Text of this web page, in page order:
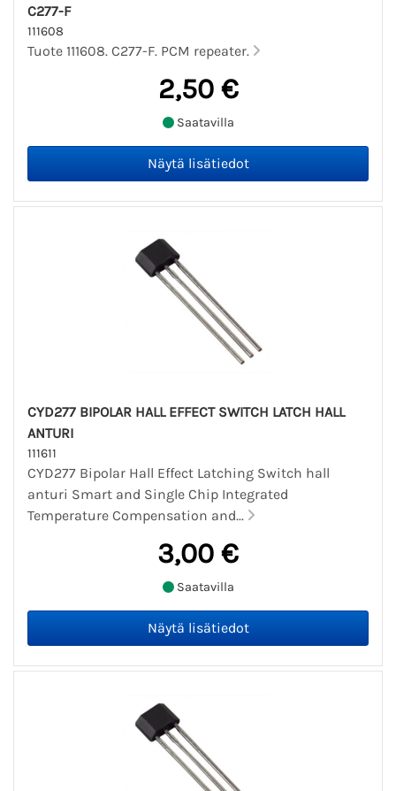
C277-F
111608
Tuote 111608. C277-F. PCM repeater.
2,50 €
Saatavilla
CYD277 BIPOLAR HALL EFFECT SWITCH LATCH HALL
ANTURI
111611
CYD277 Bipolar Hall Effect Latching Switch hall
anturi Smart and Single Chip Integrated
Temperature Compensation and...
3,00 €
Saatavilla